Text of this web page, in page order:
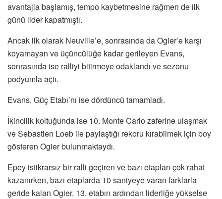
avantajla başlamış, tempo kaybetmesine rağmen de ilk
günü lider kapatmıştı.
Ancak ilk olarak Neuville’e, sonrasında da Ogier’e karşı
koyamayan ve üçüncülüğe kadar gerileyen Evans,
sonrasında ise ralliyi bitirmeye odaklandı ve sezonu
podyumla açtı.
Evans, Güç Etabı’nı ise dördüncü tamamladı.
İkincilik koltuğunda ise 10. Monte Carlo zaferine ulaşmak
ve Sebastien Loeb ile paylaştığı rekoru kırabilmek için boy
gösteren Ogier bulunmaktaydı.
Epey istikrarsız bir ralli geçiren ve bazı etapları çok rahat
kazanırken, bazı etaplarda 10 saniyeye varan farklarla
geride kalan Ogier, 13. etabın ardından liderliğe yükselse